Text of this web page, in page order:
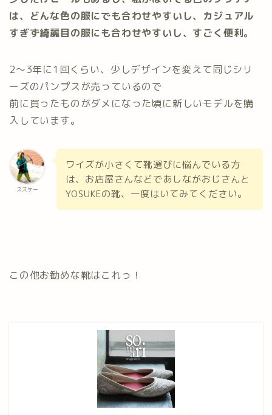
は、どんな色の服にでも合わせやすいし、カジュアル
すぎず綺麗目の服にも合わせやすいし、すごく便利。
2〜3年に1回くらい、少しデザインを変えて同じシリ
ーズのパンプスが売っているので
前に買ったものがダメになった頃に新しいモデルを購
入しています。
スズケー
ワイズが小さくて靴選びに悩んでいる方
は、お店屋さんなどであしながおじさんと
YOSUKEの靴、一度はいてみてください。
この他お勧めな靴はこれっ！